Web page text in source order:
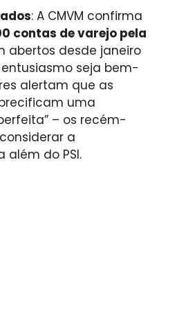
: A CMVM confirma
contas de varejo pela
abertos desde janeiro
entusiasmo seja bem-
alertam que as
uma
– os recém-
a
além do PSI.